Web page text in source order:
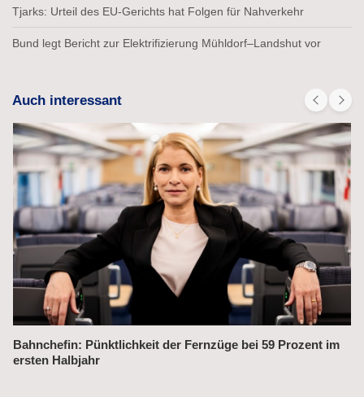
Tjarks: Urteil des EU-Gerichts hat Folgen für Nahverkehr
Bund legt Bericht zur Elektrifizierung Mühldorf–Landshut vor
Auch interessant
Alex fährt bis 2031 weiter auf der Strecke München–Prag